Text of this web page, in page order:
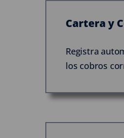
Cartera y
Registra
los cobros